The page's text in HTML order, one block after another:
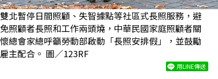
雙北暫停日間照顧、失智據點等社區式長照服務，避
免照顧者長照和工作兩頭燒，中華民國家庭照顧者關
懷總會家總呼籲勞動部啟動「長照安排假」，並鼓勵
雇主配合。 圖／123RF
用LINE傳送